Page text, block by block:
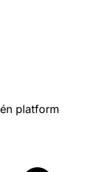
platform